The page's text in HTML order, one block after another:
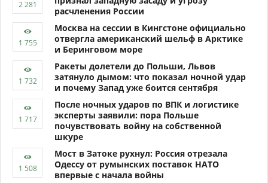
расчленения России
Москва на сессии в Кингстоне официально
отвергла американский шельф в Арктике
и Беринговом море
Ракеты долетели до Польши, Львов
затянуло дымом: что показал ночной удар
и почему Запад уже боится сентября
После ночных ударов по ВПК и логистике
эксперты заявили: пора Польше
почувствовать войну на собственной
шкуре
Мост в Затоке рухнул: Россия отрезала
Одессу от румынских поставок НАТО
впервые с начала войны